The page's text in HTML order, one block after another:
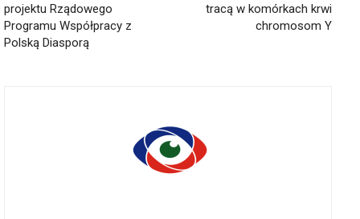
projektu Rządowego
Programu Współpracy z
Polską Diasporą
tracą w komórkach krwi
chromosom Y